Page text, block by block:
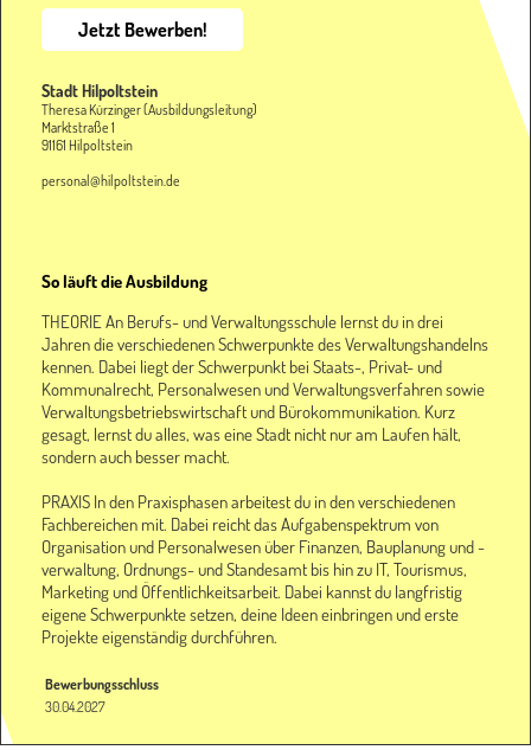
Jetzt Bewerben!
Stadt Hilpoltstein
Theresa Kürzinger (Ausbildungsleitung)
Marktstraße 1
91161 Hilpoltstein
personal@hilpoltstein.de
So läuft die Ausbildung
THEORIE An Berufs- und Verwaltungsschule lernst du in drei
Jahren die verschiedenen Schwerpunkte des Verwaltungshandelns
kennen. Dabei liegt der Schwerpunkt bei Staats-, Privat- und
Kommunalrecht, Personalwesen und Verwaltungsverfahren sowie
Verwaltungsbetriebswirtschaft und Bürokommunikation. Kurz
gesagt, lernst du alles, was eine Stadt nicht nur am Laufen hält,
sondern auch besser macht.
PRAXIS In den Praxisphasen arbeitest du in den verschiedenen
Fachbereichen mit. Dabei reicht das Aufgabenspektrum von
Organisation und Personalwesen über Finanzen, Bauplanung und -
verwaltung, Ordnungs- und Standesamt bis hin zu IT, Tourismus,
Marketing und Öffentlichkeitsarbeit. Dabei kannst du langfristig
eigene Schwerpunkte setzen, deine Ideen einbringen und erste
Projekte eigenständig durchführen.
Bewerbungsschluss
30.04.2027